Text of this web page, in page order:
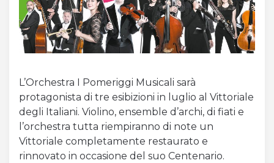
Modulo reclami – suggerimenti
L’Orchestra I Pomeriggi Musicali sarà
protagonista di tre esibizioni in luglio al Vittoriale
degli Italiani. Violino, ensemble d’archi, di fiati e
l’orchestra tutta riempiranno di note un
Vittoriale completamente restaurato e
rinnovato in occasione del suo Centenario.